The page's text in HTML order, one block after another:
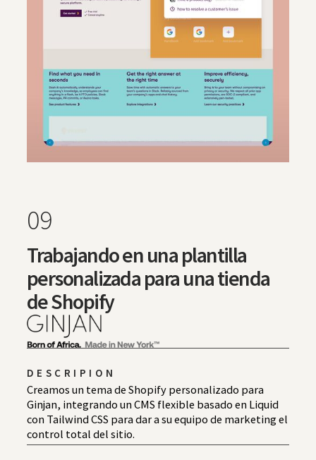
09
Trabajando en una plantilla
personalizada para una tienda
de Shopify
DESCRIPION
Creamos un tema de Shopify personalizado para
Ginjan, integrando un CMS flexible basado en Liquid
con Tailwind CSS para dar a su equipo de marketing el
control total del sitio.